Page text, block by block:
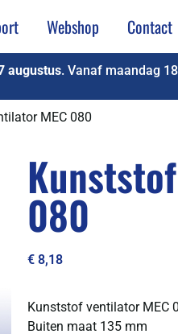
Webshop Contact
augustus. Vanaf maandag
MEC 080
080
€ 8,18
Kunststof ventilator MEC
Buiten maat 135 mm